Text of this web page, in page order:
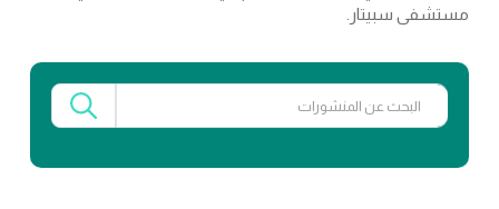
مستشفى سبيتار.